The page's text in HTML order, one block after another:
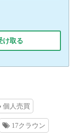
け取る
個人売買
17クラウン